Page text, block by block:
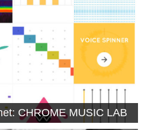
CHROME MUSIC LAB